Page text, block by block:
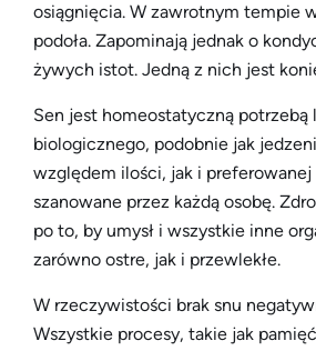
osiągnięcia. W zawrotnym tempie
podoła. Zapominają jednak o
żywych istot. Jedną z nich jest
Sen jest homeostatyczną
biologicznego, podobnie jak
względem ilości, jak i preferowanej
szanowane przez każdą osobę.
po to, by umysł i wszystkie inne
zarówno ostre, jak i przewlekłe.
W rzeczywistości brak snu
Wszystkie procesy, takie jak